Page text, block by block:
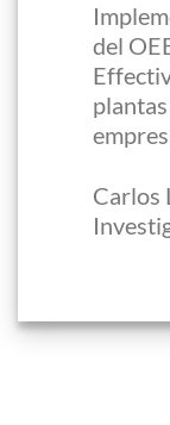
del
Carlos